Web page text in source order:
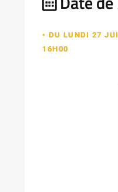
• DU LUNDI 27
16H00